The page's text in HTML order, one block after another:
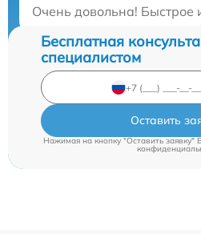
Очень довольна! Быстрое
Бесплатная
специалистом
Оставить
Нажимая на кнопку "Оставить заявку"